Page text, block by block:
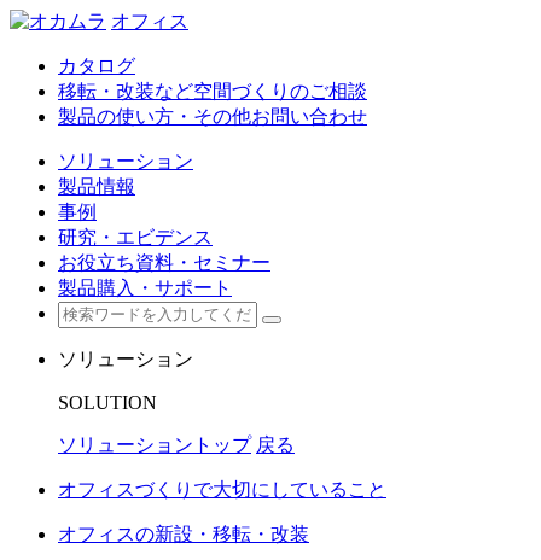
オフィス
カタログ
移転・改装など空間づくりのご相談
製品の使い方・その他お問い合わせ
ソリューション
製品情報
事例
研究・エビデンス
お役立ち資料・セミナー
製品購入・サポート
ソリューション
SOLUTION
ソリューショントップ 戻る
オフィスづくりで大切にしていること
オフィスの新設・移転・改装